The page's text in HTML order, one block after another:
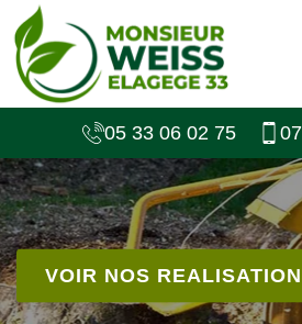
05 33 06 02 75
VOIR NOS